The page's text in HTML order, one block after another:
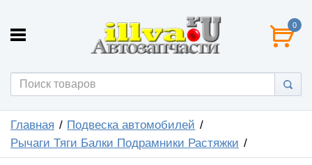
0
Главная
Подвеска автомобилей
Рычаги Тяги Балки Подрамники Растяжки